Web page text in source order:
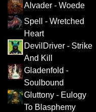
Alvader - Woede
Spell - Wretched
Heart
DevilDriver - Strike
And Kill
Gladenfold -
Soulbound
Gluttony - Eulogy
To Blasphemy